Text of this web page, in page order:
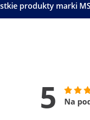
produkty marki
5 Na